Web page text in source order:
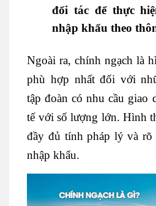
đối tác để thực
nhập khẩu theo
Ngoài ra, chính ngạch là
phù hợp nhất đối với
tập đoàn có nhu cầu giao
tế với số lượng lớn. Hình
đầy đủ tính pháp lý và rõ
nhập khẩu.